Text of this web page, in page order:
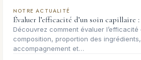
NOTRE ACTUALITÉ
Évaluer l’efficacité d’un soin capillaire
Découvrez comment évaluer l’efficacité
composition, proportion des
accompagnement et…